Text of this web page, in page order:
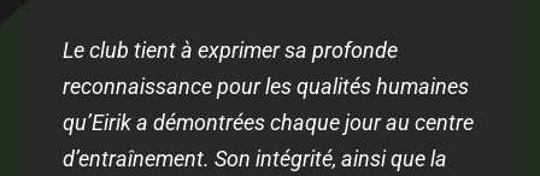
Le club tient à exprimer sa profonde
reconnaissance pour les qualités humaines
qu’Eirik a démontrées chaque jour au centre
d’entraînement. Son intégrité, ainsi que la